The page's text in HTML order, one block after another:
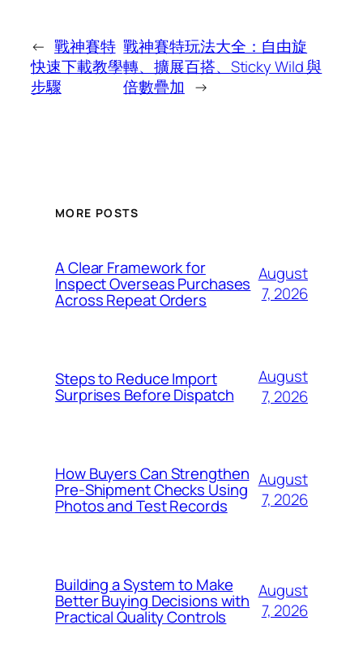
← 戰神賽特
快速下載教學
步驟
戰神賽特玩法大全：自由旋
轉、擴展百搭、Sticky Wild 與
倍數疊加 →
MORE POSTS
A Clear Framework for
Inspect Overseas Purchases
Across Repeat Orders
August
7, 2026
Steps to Reduce Import
Surprises Before Dispatch
August
7, 2026
How Buyers Can Strengthen
Pre-Shipment Checks Using
Photos and Test Records
August
7, 2026
Building a System to Make
Better Buying Decisions with
Practical Quality Controls
August
7, 2026